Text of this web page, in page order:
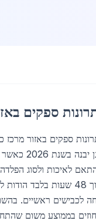
ספקים
ספקים באזור מרכז
לאיכות ולסוג
תוך 48 שעות בלבד
בממוצע משום